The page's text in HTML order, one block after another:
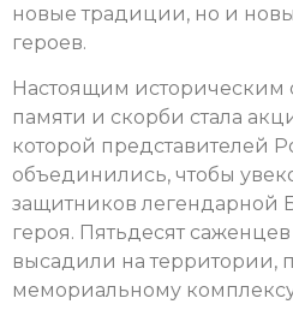
новые традиции, но и
героев.
Настоящим историческим
памяти и скорби стала
которой представителей
объединились, чтобы
защитников легендарной
героя. Пятьдесят
высадили на территории,
мемориальному